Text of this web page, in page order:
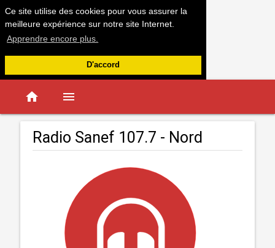
Ce site utilise des cookies pour vous assurer la
meilleure expérience sur notre site Internet.
Apprendre encore plus.
D'accord
home menu
Radio Sanef 107.7 - Nord